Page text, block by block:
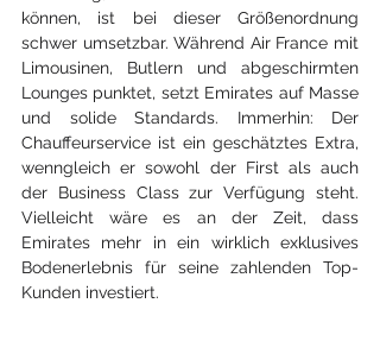
können, ist bei dieser Größenordnung
schwer umsetzbar. Während Air France mit
Limousinen, Butlern und abgeschirmten
Lounges punktet, setzt Emirates auf Masse
und solide Standards. Immerhin: Der
Chauffeurservice ist ein geschätztes Extra,
wenngleich er sowohl der First als auch
der Business Class zur Verfügung steht.
Vielleicht wäre es an der Zeit, dass
Emirates mehr in ein wirklich exklusives
Bodenerlebnis für seine zahlenden Top-
Kunden investiert.